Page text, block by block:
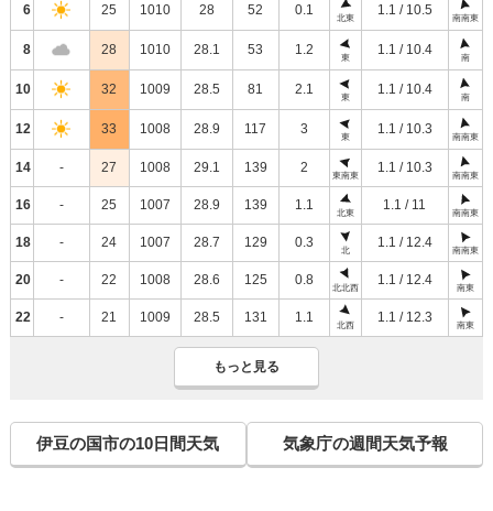
6 25 1010 28 52 0.1
北東
1.1 / 10.5
南南東
8 28 1010 28.1 53 1.2
東
1.1 / 10.4
南
10 32 1009 28.5 81 2.1
東
1.1 / 10.4
南
12 33 1008 28.9 117 3
東
1.1 / 10.3
南南東
14 - 27 1008 29.1 139 2
東南東
1.1 / 10.3
南南東
16 - 25 1007 28.9 139 1.1
北東
1.1 / 11
南南東
18 - 24 1007 28.7 129 0.3
北
1.1 / 12.4
南南東
20 - 22 1008 28.6 125 0.8
北北西
1.1 / 12.4
南東
22 - 21 1009 28.5 131 1.1
北西
1.1 / 12.3
南東
もっと見る
伊豆の国市の10日間天気 気象庁の週間天気予報